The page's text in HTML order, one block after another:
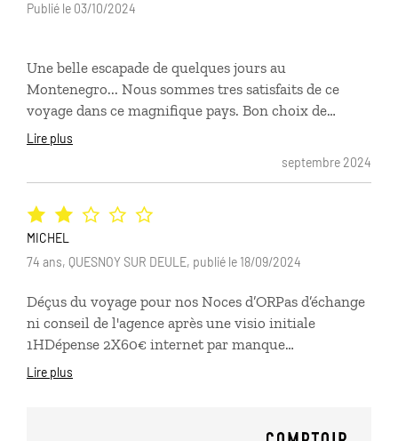
Une belle escapade de quelques jours au
Montenegro... Nous sommes tres satisfaits de ce
voyage dans ce magnifique pays. Bon choix de
l'hotel, au calme, avec une vue splendide sur la baie.
particulièrement appreciable. Visite privée de Kotor
le massif du Lovcen. Nous recommandons!
Lire plus
septembre 2024
Publié le 03/10/2024
Déçus du voyage pour nos Noces d’ORPas d’échange
ni conseil de l'agence après une visio initiale
1HDépense 2X60€ internet par manque
informationsHôtels : sur 4 , 2 correspondent à nos
*en bord route passagère, dangereuse en sortie
Lire plus
MICHEL
74 ans, QUESNOY SUR DEULE, publié le 18/09/2024